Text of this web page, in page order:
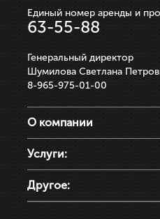
Единый номер аренды и
63-55-88
Генеральный директор
Шумилова Светлана
8-965-975-01-00
О компании
Услуги:
Другое: